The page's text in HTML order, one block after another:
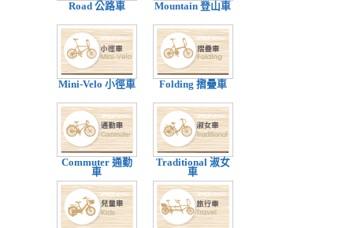
Road 公路車 Mountain 登山車
Mini-Velo 小徑車 Folding 摺疊車
Commuter 通勤
車
Traditional 淑女
車